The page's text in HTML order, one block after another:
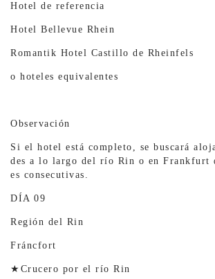
Hotel de referencia
Hotel Bellevue Rhein
Romantik Hotel Castillo de Rheinfels
o hoteles equivalentes
Observación
Si el hotel está completo, se buscará
des a lo largo del río Rin o en Frankfurt
es consecutivas.
DÍA 09
Región del Rin
Fráncfort
★Crucero por el río Rin